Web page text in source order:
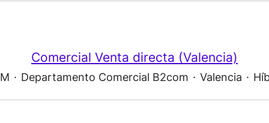
Comercial Venta directa (Valencia)
· Departamento Comercial B2com · Valencia ·